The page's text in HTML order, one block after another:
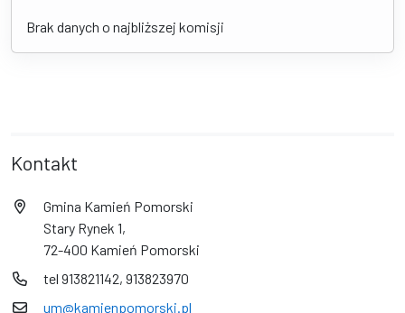
Brak danych o najbliższej komisji
Kontakt
Gmina Kamień Pomorski
Stary Rynek 1,
72-400 Kamień Pomorski
tel 913821142, 913823970
um@kamienpomorski.pl